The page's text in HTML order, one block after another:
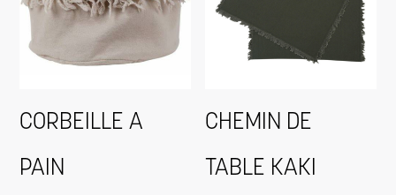
CORBEILLE A
PAIN
CHEMIN DE
TABLE KAKI